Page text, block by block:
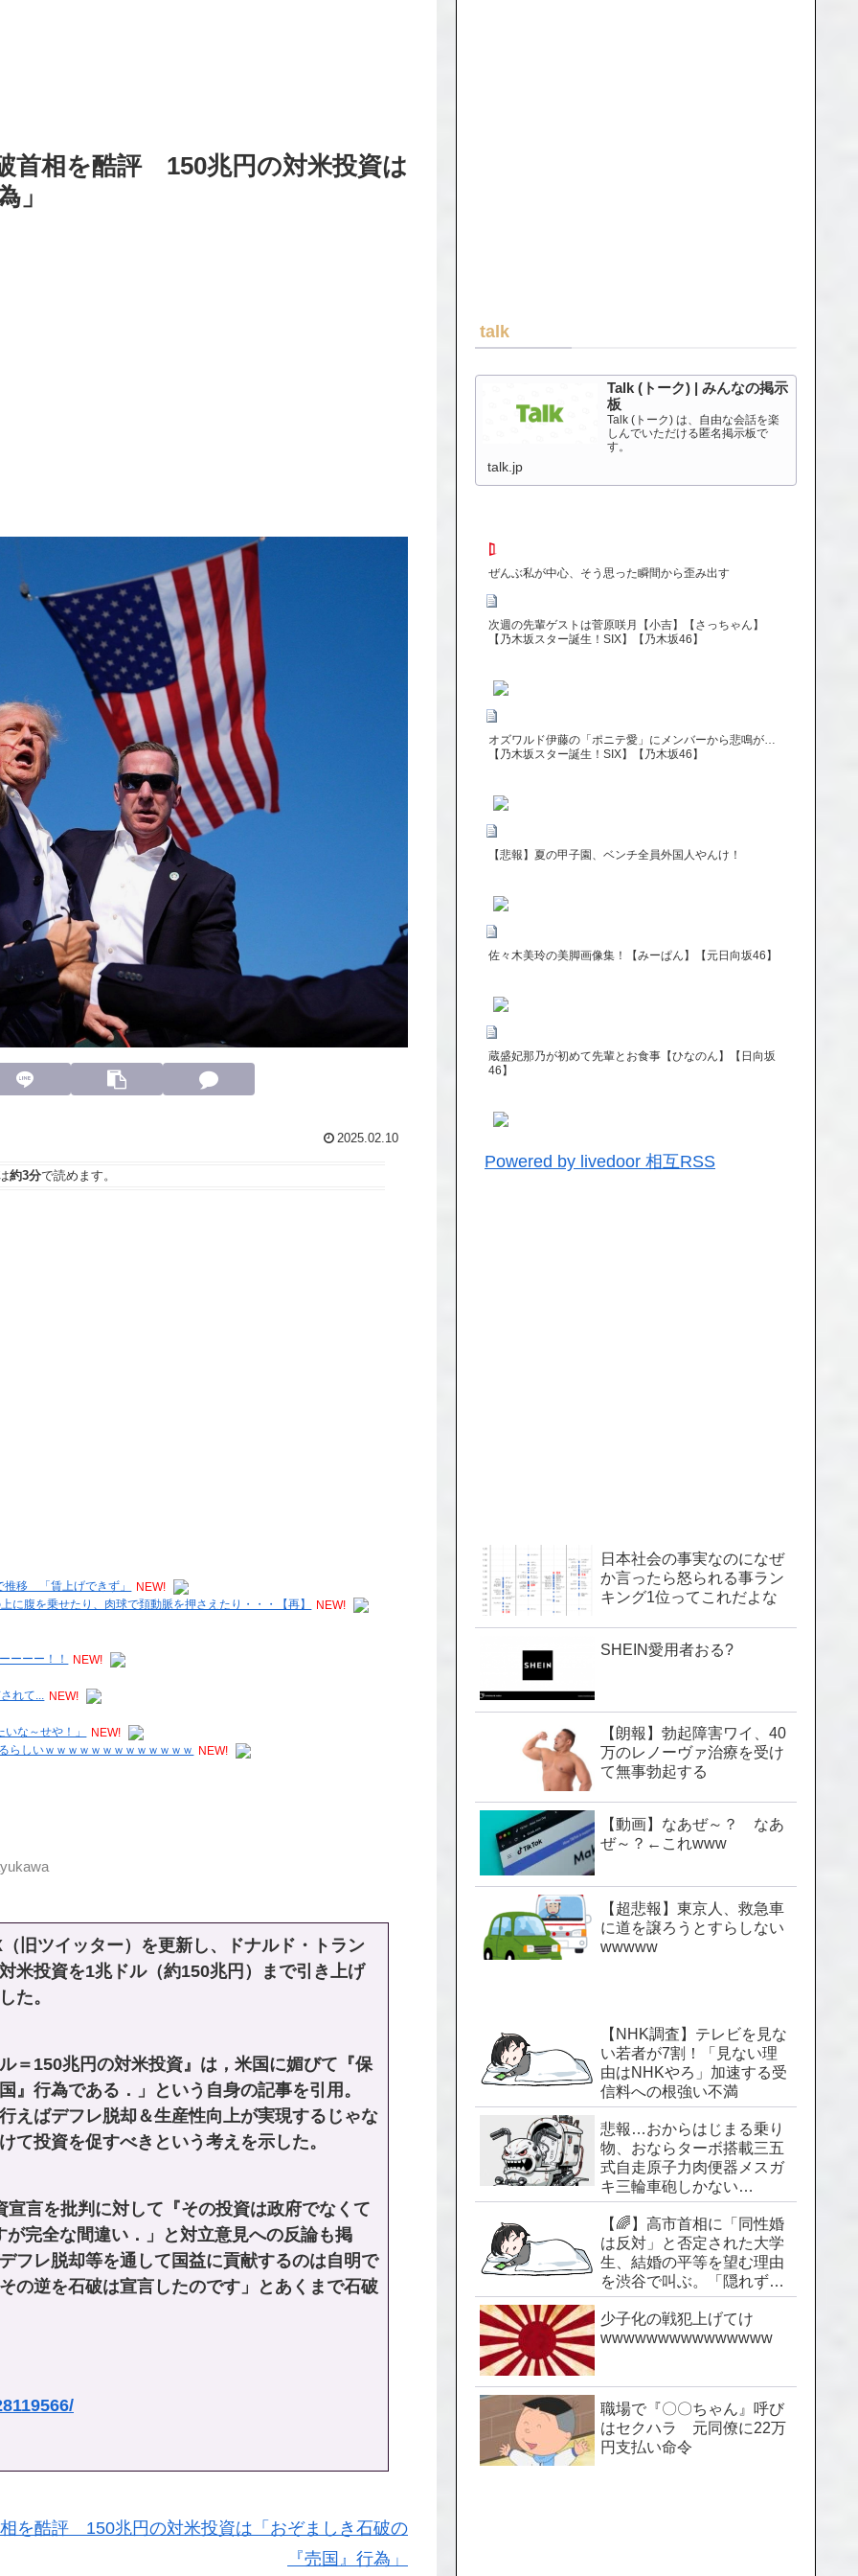
首相を酷評 150兆円の対米投資は
」
2025.02.10
約3分で読めます。
移 「賃上げできず」
NEW!
に腹を乗せたり、肉球で頚動脈を押さえたり・・・【再】
NEW!
ーーー！！ NEW!
れて... NEW!
な～せや！」
NEW!
らしいｗｗｗｗｗｗｗｗｗｗｗｗｗ NEW!
ツイッター）を更新し、ドナルド・トラン
米投資を1兆ドル（約150兆円）まで引き上げ
た。
150兆円の対米投資』は，米国に媚びて『保
』行為である．」という自身の記事を引用。
えばデフレ脱却＆生産性向上が実現するじゃな
て投資を促すべきという考えを示した。
言を批判に対して『その投資は政府でなくて
完全な間違い．」と対立意見への反論も掲
フレ脱却等を通して国益に貢献するのは自明で
の逆を石破は宣言したのです」とあくまで石破
を酷評 150兆円の対米投資は「おぞましき石破の
『売国』行為」
talk
Talk (トーク) | みんなの掲示
板
Talk (トーク) は、自由な会話を楽
しんでいただける匿名掲示板で
す。
talk.jp
ぜんぶ私が中心、そう思った瞬間から歪み出す
次週の先輩ゲストは菅原咲月【小吉】【さっちゃん】
【乃木坂スター誕生！SIX】【乃木坂46】
オズワルド伊藤の「ポニテ愛」にメンバーから悲鳴が…
【乃木坂スター誕生！SIX】【乃木坂46】
【悲報】夏の甲子園、ベンチ全員外国人やんけ！
佐々木美玲の美脚画像集！【みーぱん】【元日向坂46】
蔵盛妃那乃が初めて先輩とお食事【ひなのん】【日向坂
46】
Powered by livedoor 相互RSS
日本社会の事実なのになぜ
か言ったら怒られる事ラン
キング1位ってこれだよな
SHEIN愛用者おる?
【朗報】勃起障害ワイ、40
万のレノーヴァ治療を受け
て無事勃起する
【動画】なあぜ～？ なあ
ぜ～？←これwww
【超悲報】東京人、救急車
に道を譲ろうとすらしない
wwwww
【NHK調査】テレビを見な
い若者が7割！「見ない理
由はNHKやろ」加速する受
信料への根強い不満
悲報…おからはじまる乗り
物、おならターボ搭載三五
式自走原子力肉便器メスガ
キ三輪車砲しかない…
【🌈】高市首相に「同性婚
は反対」と否定された大学
生、結婚の平等を望む理由
を渋谷で叫ぶ。「隠れずに
生きられる社会を」
少子化の戦犯上げてけ
wwwwwwwwwwwwwww
職場で『〇〇ちゃん』呼び
はセクハラ 元同僚に22万
円支払い命令